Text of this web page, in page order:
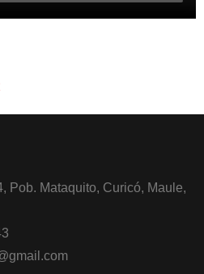
Pob. Mataquito, Curicó, Maule,